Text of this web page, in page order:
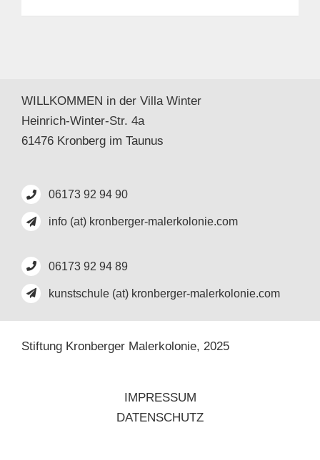
WILLKOMMEN in der Villa Winter
Heinrich-Winter-Str. 4a
61476 Kronberg im Taunus
06173 92 94 90
info (at) kronberger-malerkolonie.com
06173 92 94 89
kunstschule (at) kronberger-malerkolonie.com
Stiftung Kronberger Malerkolonie, 2025
IMPRESSUM
DATENSCHUTZ